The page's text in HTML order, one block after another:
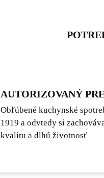
AUTORIZOVANÝ
Obľúbené kuchynské
1919 a odvtedy si
kvalitu a dlhú životnosť